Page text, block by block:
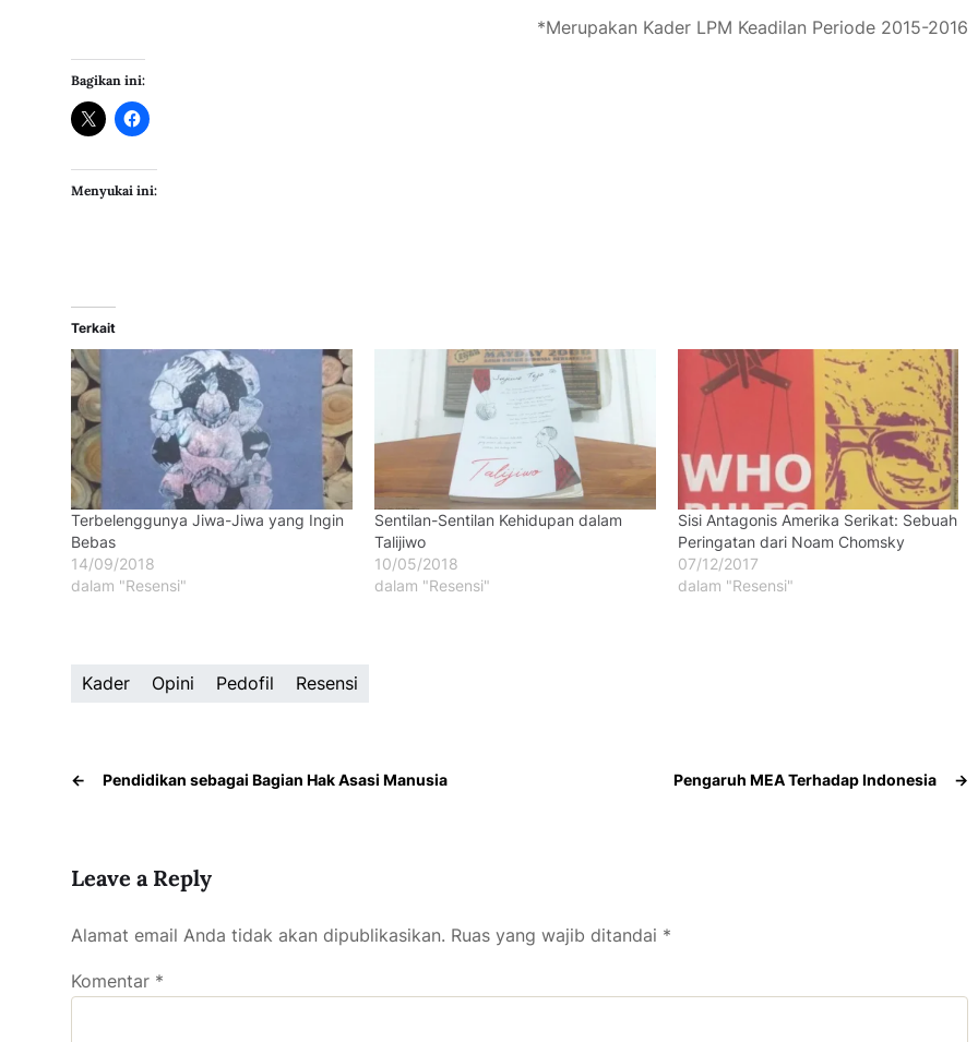
*Merupakan Kader LPM Keadilan Periode 2015-2016
Bagikan ini:
Menyukai ini:
Terkait
Terbelenggunya Jiwa-Jiwa yang Ingin
Bebas
14/09/2018
dalam "Resensi"
Sentilan-Sentilan Kehidupan dalam
Talijiwo
10/05/2018
dalam "Resensi"
Sisi Antagonis Amerika Serikat: Sebuah
Peringatan dari Noam Chomsky
07/12/2017
dalam "Resensi"
Kader Opini Pedofil Resensi
← Pendidikan sebagai Bagian Hak Asasi Manusia →
Pengaruh MEA Terhadap Indonesia
Leave a Reply
Alamat email Anda tidak akan dipublikasikan. Ruas yang wajib ditandai *
Komentar *